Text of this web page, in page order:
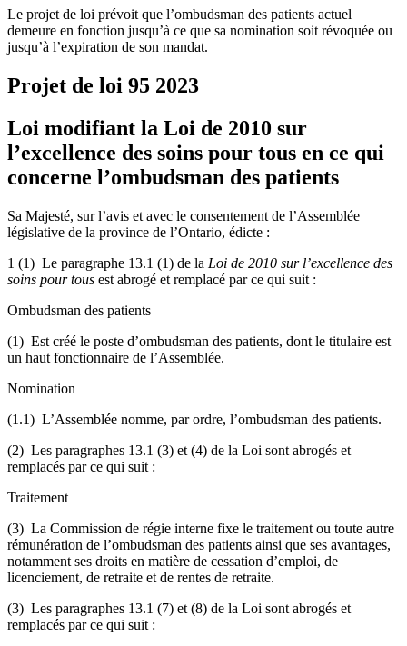
Le projet de loi prévoit que l’ombudsman des patients actuel
demeure en fonction jusqu’à ce que sa nomination soit révoquée ou
jusqu’à l’expiration de son mandat.
Projet de loi 95 2023
Loi modifiant la Loi de 2010 sur
l’excellence des soins pour tous en ce qui
concerne l’ombudsman des patients
Sa Majesté, sur l’avis et avec le consentement de l’Assemblée
législative de la province de l’Ontario, édicte :
1 (1) Le paragraphe 13.1 (1) de la Loi de 2010 sur l’excellence des
soins pour tous est abrogé et remplacé par ce qui suit :
Ombudsman des patients
(1) Est créé le poste d’ombudsman des patients, dont le titulaire est
un haut fonctionnaire de l’Assemblée.
Nomination
(1.1) L’Assemblée nomme, par ordre, l’ombudsman des patients.
(2) Les paragraphes 13.1 (3) et (4) de la Loi sont abrogés et
remplacés par ce qui suit :
Traitement
(3) La Commission de régie interne fixe le traitement ou toute autre
rémunération de l’ombudsman des patients ainsi que ses avantages,
notamment ses droits en matière de cessation d’emploi, de
licenciement, de retraite et de rentes de retraite.
(3) Les paragraphes 13.1 (7) et (8) de la Loi sont abrogés et
remplacés par ce qui suit :